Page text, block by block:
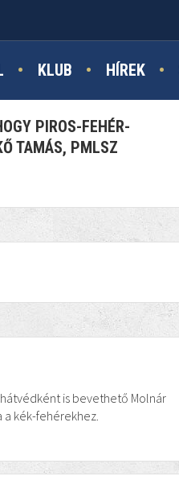
KLUB HÍREK
PIROS-FEHÉR-
TAMÁS, PMLSZ
is bevethető Molnár
a kék-fehérekhez.